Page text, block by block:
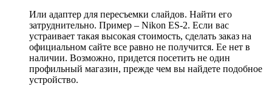
Или адаптер для пересъемки слайдов. Найти его
затруднительно. Пример – Nikon ES-2. Если вас
устраивает такая высокая стоимость, сделать заказ на
официальном сайте все равно не получится. Ее нет в
наличии. Возможно, придется посетить не один
профильный магазин, прежде чем вы найдете подобное
устройство.